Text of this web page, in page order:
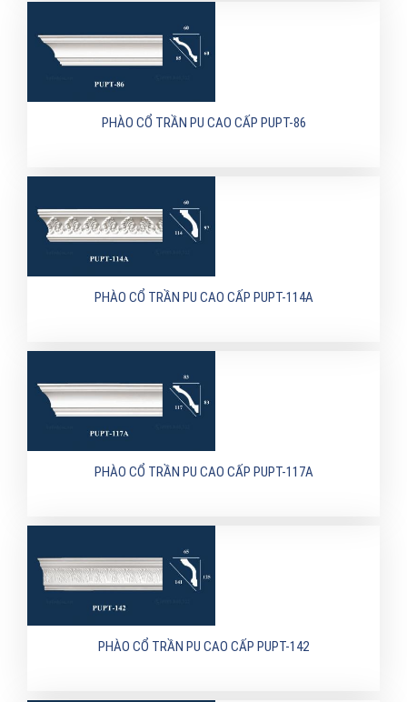
PHÀO CỔ TRẦN PU CAO CẤP PUPT-86
PHÀO CỔ TRẦN PU CAO CẤP PUPT-114A
PHÀO CỔ TRẦN PU CAO CẤP PUPT-117A
PHÀO CỔ TRẦN PU CAO CẤP PUPT-142